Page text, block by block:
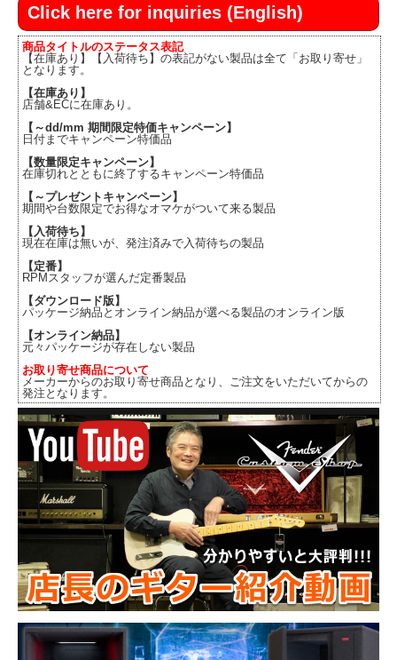
Click here for inquiries (English)
商品タイトルのステータス表記
【在庫あり】【入荷待ち】の表記がない製品は全て「お取り寄せ」
となります。
【在庫あり】
店舗&ECに在庫あり。
【～dd/mm 期間限定特価キャンペーン】
日付までキャンペーン特価品
【数量限定キャンペーン】
在庫切れとともに終了するキャンペーン特価品
【～プレゼントキャンペーン】
期間や台数限定でお得なオマケがついて来る製品
【入荷待ち】
現在在庫は無いが、発注済みで入荷待ちの製品
【定番】
RPMスタッフが選んだ定番製品
【ダウンロード版】
パッケージ納品とオンライン納品が選べる製品のオンライン版
【オンライン納品】
元々パッケージが存在しない製品
お取り寄せ商品について
メーカーからのお取り寄せ商品となり、ご注文をいただいてからの
発注となります。